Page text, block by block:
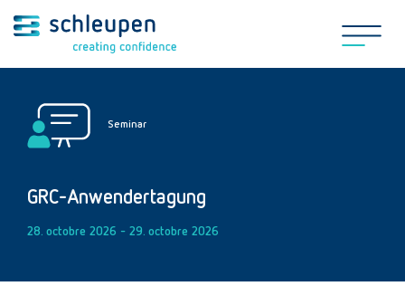
Seminar
GRC-Anwendertagung
28. octobre 2026 - 29. octobre 2026